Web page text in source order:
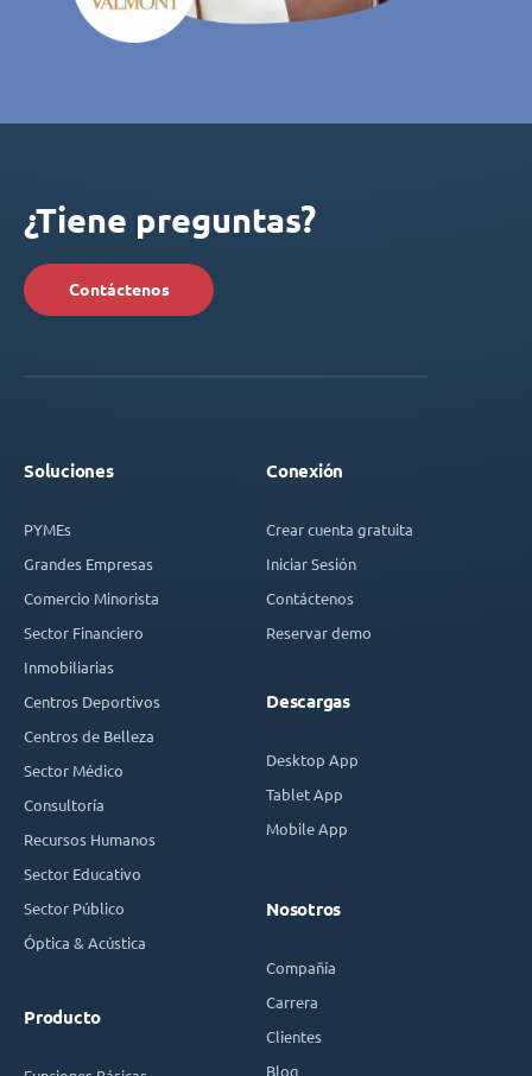
¿Tiene preguntas?
Contáctenos
Soluciones
PYMEs
Grandes Empresas
Comercio Minorista
Sector Financiero
Inmobiliarias
Centros Deportivos
Centros de Belleza
Sector Médico
Consultoría
Recursos Humanos
Sector Educativo
Sector Público
Óptica & Acústica
Producto
Conexión
Crear cuenta gratuita
Iniciar Sesión
Contáctenos
Reservar demo
Descargas
Desktop App
Tablet App
Mobile App
Nosotros
Compañía
Carrera
Clientes
Blog